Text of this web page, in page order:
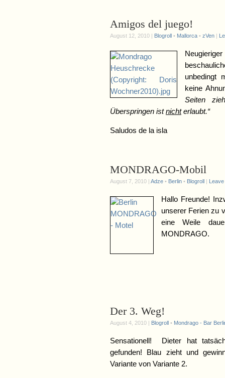
Amigos del juego!
August 12, 2010 | Blogroll • Mallorca • zVen |
unbedingt
keine
Seiten
Überspringen istnichterlaubt.“
Saludos de la isla
MONDRAGO-Mobil
August 7, 2010 | Adze • Berlin • Blogroll |
Hallo Freunde!
unserer Ferien zu
eine Weile
MONDRAGO.
Der 3. Weg!
August 4, 2010 | Blogroll • Mondrago - Bar
Sensationell! Dieter hat
gefunden! Blau zieht und
Variante von Variante 2.